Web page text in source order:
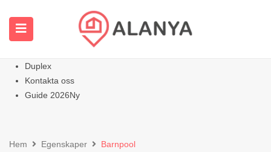
Alla egenskaper
Varm
Duplex
Kontakta oss
Guide 2026Ny
Hem Egenskaper Barnpool